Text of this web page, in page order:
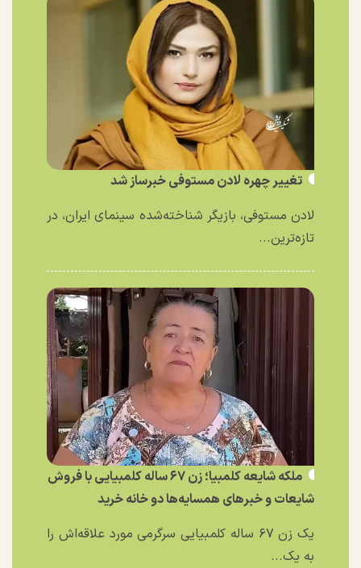
تغییر چهره لادن مستوفی خبرساز شد
لادن مستوفی، بازیگر شناخته‌شده سینمای ایران، در
تازه‌ترین...
ملکه شایعه کلمبیا؛ زن ۶۷ ساله کلمبیایی با فروش
شایعات و خبر‌های همسایه‌ها دو خانه خرید
یک زن ۶۷ ساله کلمبیایی سرگرمی مورد علاقه‌اش را
به یک...